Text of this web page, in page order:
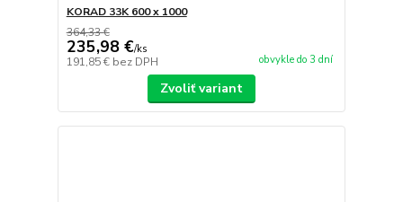
KORAD 33K 600 x 1000
364,33 €
235,98 €/ks
191,85 € bez DPH obvykle do 3 dní
Zvoliť variant